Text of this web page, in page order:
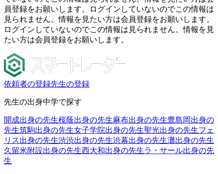
員登録をお願いします。ログインしていないのでこの情報は
見られません。情報を見たい方は会員登録をお願いします。
ログインしていないのでこの情報は見られません。情報を見
たい方は会員登録をお願いします。
依頼者の登録先生の登録
先生の出身中学で探す
開成出身の先生桜蔭出身の先生麻布出身の先生豊島岡出身の
先生筑駒出身の先生女子学院出身の先生聖光出身の先生フェ
リス出身の先生渋渋出身の先生渋幕出身の先生灘出身の先生
久留米附設出身の先生西大和出身の先生ラ・サール出身の先
生